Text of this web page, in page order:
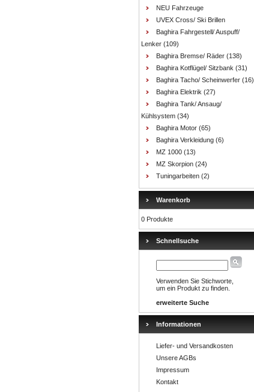
NEU Fahrzeuge
UVEX Cross/ Ski Brillen
Baghira Fahrgestell/ Auspuff/
Lenker (109)
Baghira Bremse/ Räder (138)
Baghira Kotflügel/ Sitzbank (31)
Baghira Tacho/ Scheinwerfer (16)
Baghira Elektrik (27)
Baghira Tank/ Ansaug/
Kühlsystem (34)
Baghira Motor (65)
Baghira Verkleidung (6)
MZ 1000 (13)
MZ Skorpion (24)
Tuningarbeiten (2)
Warenkorb
0 Produkte
Schnellsuche
Verwenden Sie Stichworte,
um ein Produkt zu finden.
erweiterte Suche
Informationen
Liefer- und Versandkosten
Unsere AGBs
Impressum
Kontakt